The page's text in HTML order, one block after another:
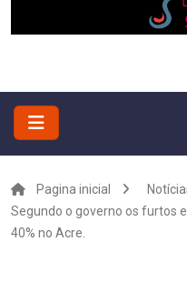
Pagina inicial
Segundo o governo os furtos
40% no Acre.